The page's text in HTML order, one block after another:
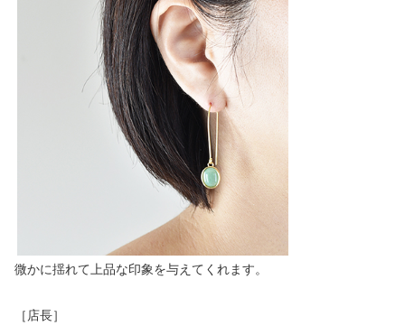
微かに揺れて上品な印象を与えてくれます。
［店長］